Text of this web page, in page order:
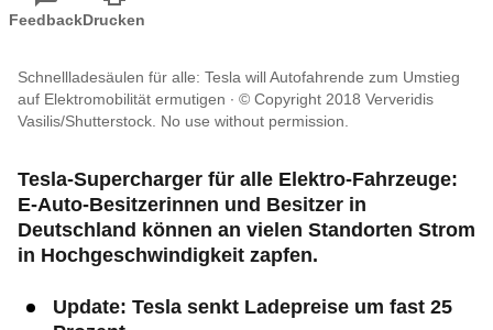
FeedbackDrucken
Schnellladesäulen für alle: Tesla will Autofahrende zum Umstieg
auf Elektromobilität ermutigen
© Copyright 2018 Ververidis
Vasilis/Shutterstock. No use without permission.
Tesla-Supercharger für alle Elektro-Fahrzeuge:
E-Auto-Besitzerinnen und Besitzer in
Deutschland können an vielen Standorten Strom
in Hochgeschwindigkeit zapfen.
Update: Tesla senkt Ladepreise um fast 25